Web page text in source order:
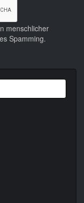
menschlicher
Spamming.